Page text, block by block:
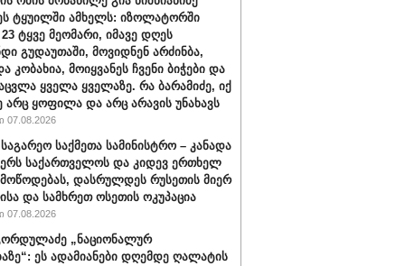
ტყუილში ამხელს: იზოლატორში
ტყვე მეომარი, იმავე დღეს
გუდაუთაში, მოვიდნენ არძინბა,
კობახია, მოიყვანეს ჩვენი ბიჭები და
ყველა ყველაზე. რა ბარამიძე, იქ
არც ყოფილა და არც არავის უნახავს
07.08.2026
საქმეთა სამინისტრო – კანადა
საქართველოს და კიდევ ერთხელ
მოწოდებას, დასრულდეს რუსეთის მიერ
და სამხრეთ ოსეთის ოკუპაცია
07.08.2026
„ნაციონალურ
ეს ადამიანები დღემდე ღალატის